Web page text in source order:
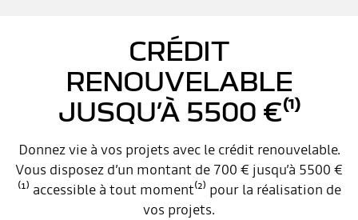
CRÉDIT
RENOUVELABLE
JUSQU’À 5500 €⁽¹⁾
Donnez vie à vos projets avec le crédit renouvelable.
Vous disposez d’un montant de 700 € jusqu’à 5500 €
⁽¹⁾ accessible à tout moment⁽²⁾ pour la réalisation de
vos projets.